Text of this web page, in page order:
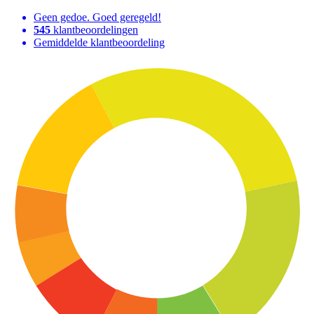
Geen gedoe. Goed geregeld!
545 klantbeoordelingen
Gemiddelde klantbeoordeling